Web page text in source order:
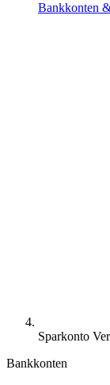
Bankkonten
Sparkonto
Bankkonten